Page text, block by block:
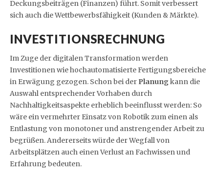
Deckungsbeiträgen (Finanzen) führt. Somit verbessert
sich auch die Wettbewerbsfähigkeit (Kunden & Märkte).
INVESTITIONSRECHNUNG
Im Zuge der digitalen Transformation werden
Investitionen wie hochautomatisierte Fertigungsbereiche
in Erwägung gezogen. Schon bei der Planungkann die
Auswahl entsprechender Vorhaben durch
Nachhaltigkeitsaspekte erheblich beeinflusst werden: So
wäre ein vermehrter Einsatz von Robotik zum einen als
Entlastung von monotoner und anstrengender Arbeit zu
begrüßen. Andererseits würde der Wegfall von
Arbeitsplätzen auch einen Verlust an Fachwissen und
Erfahrung bedeuten.